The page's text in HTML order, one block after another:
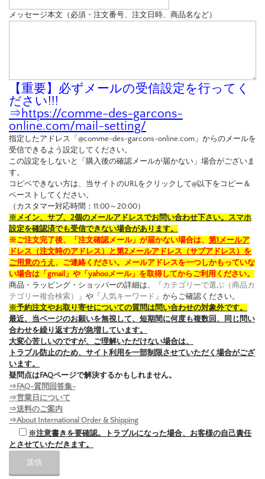
メッセージ本文（必須・注文番号、注文日時、商品名など）
【重要】必ずメールの受信設定を行ってく
ださい!!!
⇒https://comme-des-garcons-
online.com/mail-setting/
指定したアドレス「@comme-des-garcons-online.com」からのメールを
受信できるよう設定してください。
この設定をしないと「購入後の確認メールが届かない」場合がございま
す。
コピペできない方は、当サイトのURLをクリックして@以下をコピー＆
ペーストしてください。
（カスタマー対応時間：11:00～20:00）
※メイン、サブ、2個のメールアドレスでお問い合わせ下さい。スマホ
設定を確認済でも受信できない場合があります。
※ご注文完了後、「注文確認メール」が届かない場合は、 第1メールア
ドレス（注文時のアドレス）と第2メールアドレス（サブアドレス）を
ご用意のうえ 、ご連絡ください。メールアドレスを一つしかもっていな
い場合は「gmail」や「yahooメール」を取得してからご利用ください。
商品・ラッピング・ショッパーの詳細は、「 カテゴリーで選ぶ（商品カ
テゴリー複合検索）
」や「 人気キーワード 」からご確認ください。
※予約注文やお取り寄せについての質問は問い合わせの対象外です。
最近、当ページのお願いを無視して、短期間に何度も複数回、同じ問い
合わせを繰り返す方が急増しています。
大変心苦しいのですが、ご理解いただけない場合は、
トラブル防止のため、サイト利用を一部制限させていただく場合がござ
います。
疑問点はFAQページで解決するかもしれません。
⇒FAQ-質問回答集-
⇒営業日について
⇒送料のご案内
⇒About International Order & Shipping
※注意書きを要確認。トラブルになった場合、お客様の自己責任
とさせていただきます。